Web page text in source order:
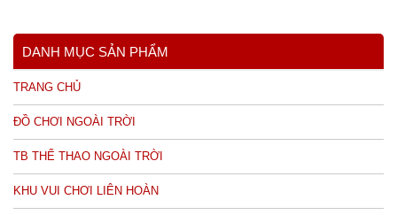
DANH MỤC SẢN PHẨM
TRANG CHỦ
ĐỒ CHƠI NGOÀI TRỜI
TB THỂ THAO NGOÀI TRỜI
KHU VUI CHƠI LIÊN HOÀN